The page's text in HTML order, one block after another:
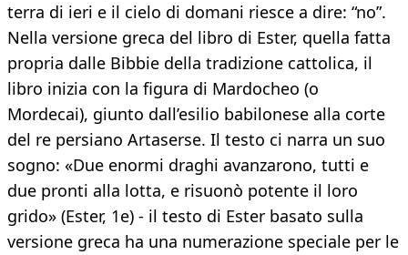
terra di ieri e il cielo di domani riesce a dire: “no”.
Nella versione greca del libro di Ester, quella fatta
propria dalle Bibbie della tradizione cattolica, il
libro inizia con la figura di Mardocheo (o
Mordecai), giunto dall’esilio babilonese alla corte
del re persiano Artaserse. Il testo ci narra un suo
sogno: «Due enormi draghi avanzarono, tutti e
due pronti alla lotta, e risuonò potente il loro
grido» (Ester, 1e) - il testo di Ester basato sulla
versione greca ha una numerazione speciale per le